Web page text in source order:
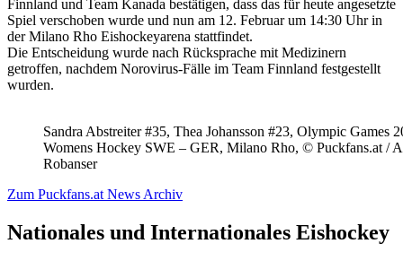
Finnland und Team Kanada bestätigen, dass das für heute angesetzte
Spiel verschoben wurde und nun am 12. Februar um 14:30 Uhr in
der Milano Rho Eishockeyarena stattfindet.
Die Entscheidung wurde nach Rücksprache mit Medizinern
getroffen, nachdem Norovirus-Fälle im Team Finnland festgestellt
wurden.
Sandra Abstreiter #35, Thea Johansson #23, Olympic Games
Womens Hockey SWE – GER, Milano Rho, © Puckfans.at /
Robanser
Zum Puckfans.at News Archiv
Nationales und Internationales Eishockey